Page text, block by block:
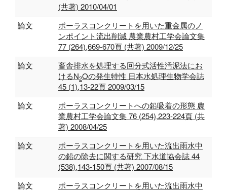
(共著) 2010/04/01
論文
ポーラスコンクリートを用いた重金属のノ
ンポイント流出削減 農業農村工学会論文集
77 (264),669-670頁 (共著) 2009/12/25
論文
畜舎排水を処理する回分式活性汚泥法にお
けるN2Oの発生特性 日本水処理生物学会誌
45 (1),13-22頁 2009/03/15
論文
ポーラスコンクリートへの鉛吸着の形態 農
業農村工学会論文集 76 (254),223-224頁 (共
著) 2008/04/25
論文
ポーラスコンクリートを用いた流出雨水中
の鉛の除去に関する研究 下水道協会誌 44
(538),143-150頁 (共著) 2007/08/15
論文
ポーラスコンクリートを用いた流出雨水中